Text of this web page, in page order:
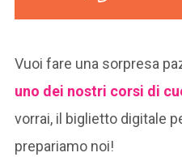
Vuoi fare una sorpresa
uno dei nostri corsi di
vorrai, il biglietto digitale
prepariamo noi!